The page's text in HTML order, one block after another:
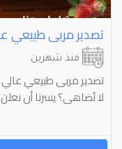
تصدير مربى طبيعي
منذ شهرين
تصدير مربى طبيعي
لا تُضاهى؟ يسرنا أن